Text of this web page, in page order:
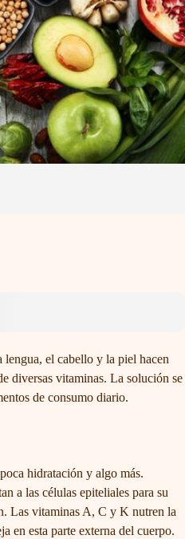
lengua, el cabello y la piel hacen
diversas vitaminas. La solución se
de consumo diario.
hidratación y algo más.
a las células epiteliales para su
Las vitaminas A, C y K nutren la
en esta parte externa del cuerpo.